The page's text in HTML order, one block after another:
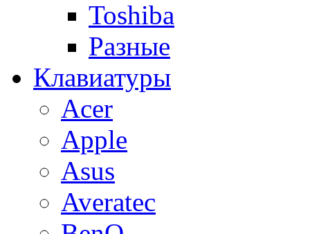
Toshiba
Разные
Клавиатуры
Acer
Apple
Asus
Averatec